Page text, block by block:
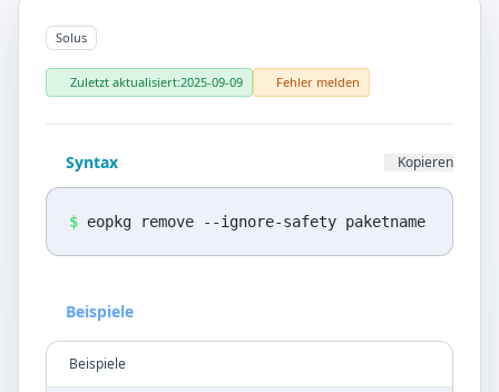
Datenschutz
Design
Solus
Zuletzt aktualisiert:2025-09-09 Fehler melden
Syntax Kopieren
$ eopkg remove --ignore-safety paketname
Beispiele
Beispiele